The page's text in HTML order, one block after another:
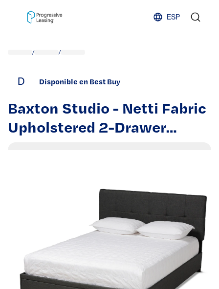
ESP
/ /
D Disponible en Best Buy
Baxton Studio - Netti Fabric
Upholstered 2-Drawer